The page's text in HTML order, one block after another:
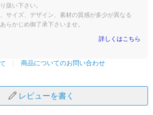
扱い下さい。
サイズ、デザイン、素材の質感が多少が異なる
らかじめ御了承下さいませ。
詳しくはこちら
商品についてのお問い合わせ
レビューを書く